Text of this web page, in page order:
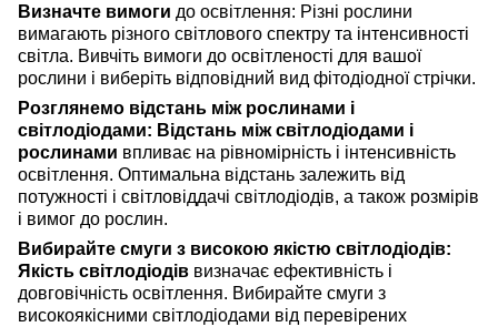
Визначте вимоги до освітлення: Різні рослини
вимагають різного світлового спектру та інтенсивності
світла. Вивчіть вимоги до освітленості для вашої
рослини і виберіть відповідний вид фітодіодної стрічки.
Розглянемо відстань між рослинами і
світлодіодами: Відстань між світлодіодами і
рослинами впливає на рівномірність і інтенсивність
освітлення. Оптимальна відстань залежить від
потужності і світловіддачі світлодіодів, а також розмірів
і вимог до рослин.
Вибирайте смуги з високою якістю світлодіодів:
Якість світлодіодів визначає ефективність і
довговічність освітлення. Вибирайте смуги з
високоякісними світлодіодами від перевірених